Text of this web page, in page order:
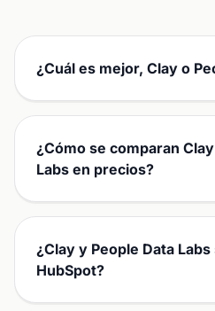
¿Cuál es mejor, Clay o
¿Cómo se comparan
Labs en precios?
¿Clay y People Data
HubSpot?